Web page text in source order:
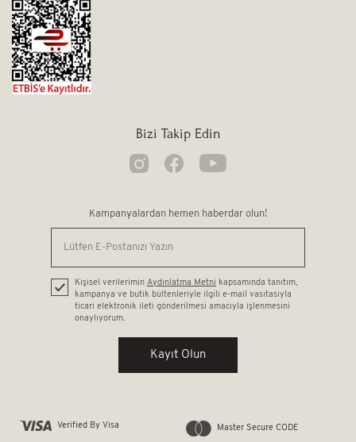
Bizi Takip Edin
Kampanyalardan hemen haberdar olun!
Kişisel verilerimin Aydınlatma Metni kapsamında tanıtım,
kampanya ve butik bültenleriyle ilgili e-mail vasıtasıyla
ticari elektronik ileti gönderilmesi amacıyla işlenmesini
onaylıyorum.
Kayıt Olun
Verified By Visa Master Secure CODE